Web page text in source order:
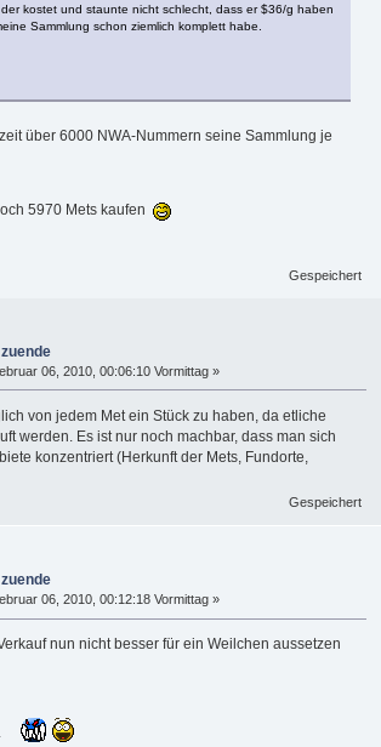
kostet und staunte nicht schlecht, dass er $36/g haben
Sammlung schon ziemlich komplett habe.
über 6000 NWA-Nummern seine Sammlung je
5970 Mets kaufen
Gespeichert
06, 2010, 00:06:10 Vormittag »
von jedem Met ein Stück zu haben, da etliche
werden. Es ist nur noch machbar, dass man sich
konzentriert (Herkunft der Mets, Fundorte,
Gespeichert
06, 2010, 00:12:18 Vormittag »
nun nicht besser für ein Weilchen aussetzen